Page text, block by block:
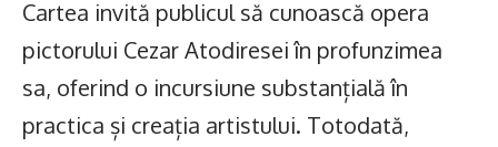
Cartea invită publicul să cunoască opera
pictorului Cezar Atodiresei în profunzimea
sa, oferind o incursiune substanțială în
practica și creația artistului. Totodată,